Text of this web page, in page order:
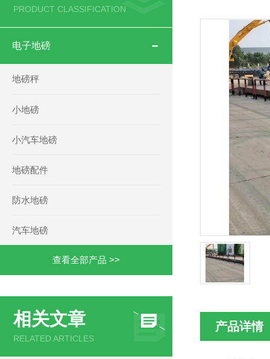
PRODUCT CLASSIFICATION
电子地磅
地磅秤
小地磅
小汽车地磅
地磅配件
防水地磅
汽车地磅
查看全部产品 >>
相关文章
RELATED ARTICLES
产品详情